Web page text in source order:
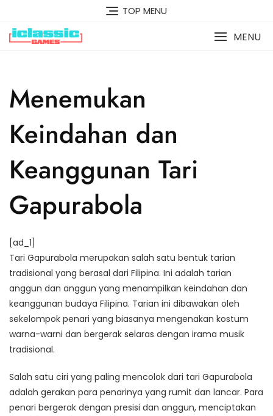
content
TOP MENU
MENU
Menemukan
Keindahan dan
Keanggunan Tari
Gapurabola
[ad_1]
Tari Gapurabola merupakan salah satu bentuk tarian
tradisional yang berasal dari Filipina. Ini adalah tarian
anggun dan anggun yang menampilkan keindahan dan
keanggunan budaya Filipina. Tarian ini dibawakan oleh
sekelompok penari yang biasanya mengenakan kostum
warna-warni dan bergerak selaras dengan irama musik
tradisional.
Salah satu ciri yang paling mencolok dari tari Gapurabola
adalah gerakan para penarinya yang rumit dan lancar. Para
penari bergerak dengan presisi dan anggun, menciptakan